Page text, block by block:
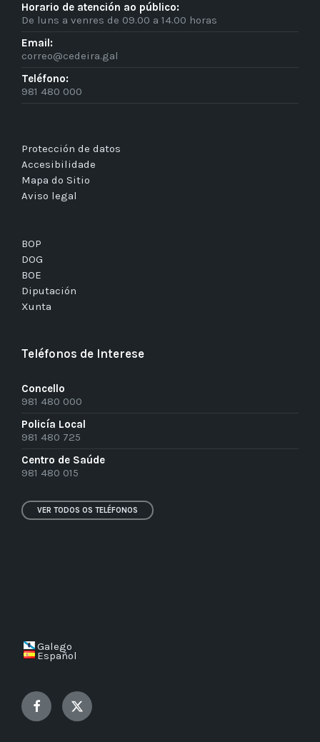
Horario de atención ao público:
De luns a venres de 09.00 a 14.00 horas
Email:
correo@cedeira.gal
Teléfono:
981 480 000
Protección de datos
Accesibilidade
Mapa do Sitio
Aviso legal
BOP
DOG
BOE
Diputación
Xunta
Teléfonos de Interese
Concello
981 480 000
Policía Local
981 480 725
Centro de Saúde
981 480 015
VER TODOS OS TELÉFONOS
Galego
Español
Facebook Twitter